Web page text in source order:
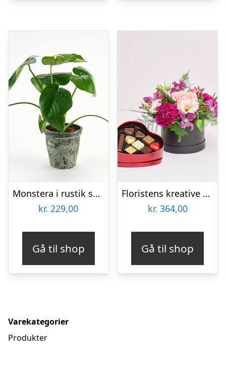
Monstera i rustik skjuler – Send blomster med Bloomit
kr. 229,00
Gå til shop
Floristens kreative valg i æske med chokoladehjerte
kr. 364,00
Gå til shop
Varekategorier
Produkter